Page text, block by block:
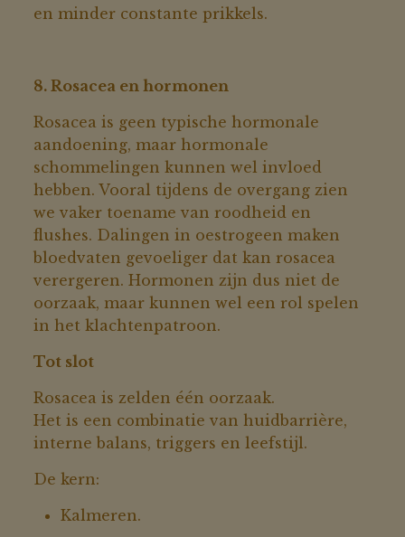
en minder constante prikkels.
8. Rosacea en hormonen
Rosacea is geen typische hormonale
aandoening, maar hormonale
schommelingen kunnen wel invloed
hebben. Vooral tijdens de overgang zien
we vaker toename van roodheid en
flushes. Dalingen in oestrogeen maken
bloedvaten gevoeliger dat kan rosacea
verergeren. Hormonen zijn dus niet de
oorzaak, maar kunnen wel een rol spelen
in het klachtenpatroon.
Tot slot
Rosacea is zelden één oorzaak.
Het is een combinatie van huidbarrière,
interne balans, triggers en leefstijl.
De kern:
Kalmeren.